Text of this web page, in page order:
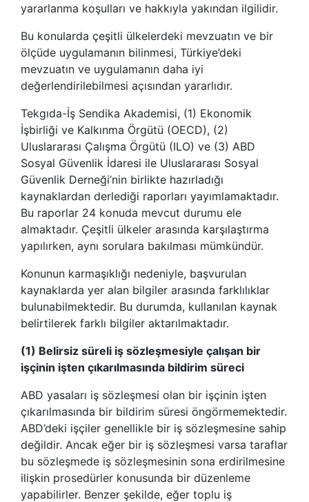
yararlanma koşulları ve hakkıyla yakından ilgilidir.
Bu konularda çeşitli ülkelerdeki mevzuatın ve bir
ölçüde uygulamanın bilinmesi, Türkiye’deki
mevzuatın ve uygulamanın daha iyi
değerlendirilebilmesi açısından yararlıdır.
Tekgıda-İş Sendika Akademisi, (1) Ekonomik
İşbirliği ve Kalkınma Örgütü (OECD), (2)
Uluslararası Çalışma Örgütü (ILO) ve (3) ABD
Sosyal Güvenlik İdaresi ile Uluslararası Sosyal
Güvenlik Derneği’nin birlikte hazırladığı
kaynaklardan derlediği raporları yayımlamaktadır.
Bu raporlar 24 konuda mevcut durumu ele
almaktadır. Çeşitli ülkeler arasında karşılaştırma
yapılırken, aynı sorulara bakılması mümkündür.
Konunun karmaşıklığı nedeniyle, başvurulan
kaynaklarda yer alan bilgiler arasında farklılıklar
bulunabilmektedir. Bu durumda, kullanılan kaynak
belirtilerek farklı bilgiler aktarılmaktadır.
(1) Belirsiz süreli iş sözleşmesiyle çalışan bir
işçinin işten çıkarılmasında bildirim süreci
ABD yasaları iş sözleşmesi olan bir işçinin işten
çıkarılmasında bir bildirim süresi öngörmemektedir.
ABD’deki işçiler genellikle bir iş sözleşmesine sahip
değildir. Ancak eğer bir iş sözleşmesi varsa taraflar
bu sözleşmede iş sözleşmesinin sona erdirilmesine
ilişkin prosedürler konusunda bir düzenleme
yapabilirler. Benzer şekilde, eğer toplu iş